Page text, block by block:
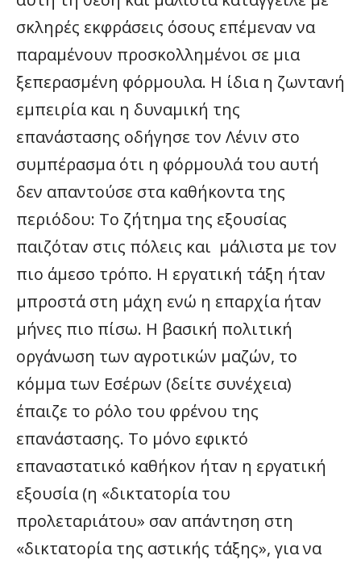
σκληρές εκφράσεις όσους επέμεναν να
παραμένουν προσκολλημένοι σε μια
ξεπερασμένη φόρμουλα. Η ίδια η ζωντανή
εμπειρία και η δυναμική της
επανάστασης οδήγησε τον Λένιν στο
συμπέρασμα ότι η φόρμουλά του αυτή
δεν απαντούσε στα καθήκοντα της
περιόδου: Το ζήτημα της εξουσίας
παιζόταν στις πόλεις και μάλιστα με τον
πιο άμεσο τρόπο. Η εργατική τάξη ήταν
μπροστά στη μάχη ενώ η επαρχία ήταν
μήνες πιο πίσω. Η βασική πολιτική
οργάνωση των αγροτικών μαζών, το
κόμμα των Εσέρων (δείτε συνέχεια)
έπαιζε το ρόλο του φρένου της
επανάστασης. Το μόνο εφικτό
επαναστατικό καθήκον ήταν η εργατική
εξουσία (η «δικτατορία του
προλεταριάτου» σαν απάντηση στη
«δικτατορία της αστικής τάξης», για να